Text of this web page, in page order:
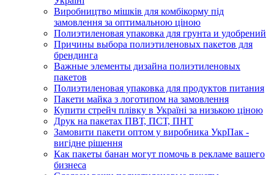
Виробництво мішків для комбікорму під
замовлення за оптимальною ціною
Полиэтиленовая упаковка для грунта и удобрений
Причины выбора полиэтиленовых пакетов для
брендинга
Важные элементы дизайна полиэтиленовых
пакетов
Полиэтиленовая упаковка для продуктов питания
Пакети майка з логотипом на замовлення
Купити стрейч плівку в Україні за низькою ціною
Друк на пакетах ПВТ, ПСТ, ПНТ
Замовити пакети оптом у виробника УкрПак -
вигідне рішення
Как пакеты банан могут помочь в рекламе вашего
бизнеса